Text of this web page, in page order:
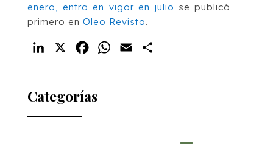
enero, entra en vigor en julio se publicó
primero en Oleo Revista.
LinkedIn FacebookWhatsApp
Email
Categorías